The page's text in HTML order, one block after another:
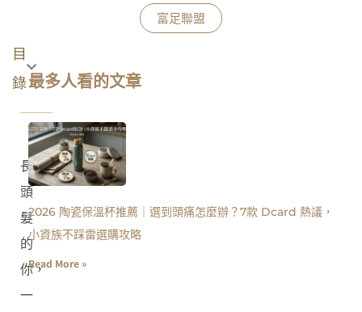
目
錄
長
頭
髮
的
你，
一
富足聯盟
最多人看的文章
2026 陶瓷保溫杯推薦｜選到頭痛怎麼辦？7款 Dcard 熱議，
小資族不踩雷選購攻略
Read More »